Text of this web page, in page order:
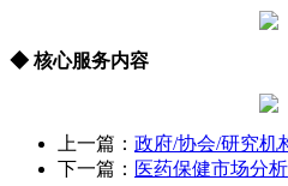
◆ 核心服务内容
上一篇： 政府/协会/研究机
下一篇： 医药保健市场分析